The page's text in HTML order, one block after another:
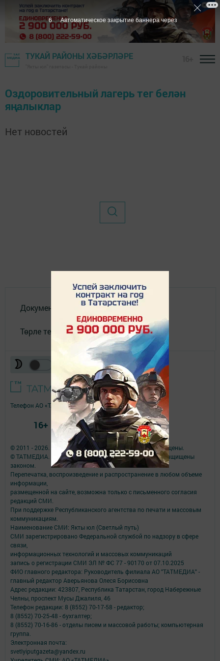
ТУКАЙ РАЙОНЫ ХӘБӘРЛӘРЕ
Оздоровительный лагерь тег белән
яңалыклар
Нет новостей
Документлар
Төрле темалар
© 2011 - 2026. Якты юл (Светлый путь). Все права защищены.
© ТАТМЕДИА. Все материалы, размещенные на сайте, защищены
законом.
Перепечатка, воспроизведение и распространение в любом объеме
информации,
размещенной на сайте, возможна только с письменного согласия
редакций СМИ.
При поддержке Республиканского агентства по печати и массовым
коммуникациям.
Наименование СМИ: Якты юл (Светлый путь)
СМИ зарегистрировано Федеральной службой по надзору в сфере
связи,
информационных технологий и массовых коммуникаций
запись о регистрации СМИ ЭЛ № ФС 77 - 90170 от 07.10.2025
ФИО главного редактора: Руководитель филиала АО "ТАТМЕДИА" -
главный редактор Аверьянова Олеся Борисовна
Адрес редакции: 423807, Республика Татарстан, город Набережные
Челны, проспект Мусы Джалиля, 46
Телефон редакции: 8 (8552) 70-17-58 - редактор;
8 (8552) 70-25-48 - бухгалтер;
8 (8552) 70-16-86 - отделы писем и массовой работы; компьютерная
группа.
Электронная почта:
svetlyiputgazeta@yandex.ru
Телефон АО «ТАТМЕДИА»:(843) 222 09 84
16+
6 Автоматическое закрытие баннера через